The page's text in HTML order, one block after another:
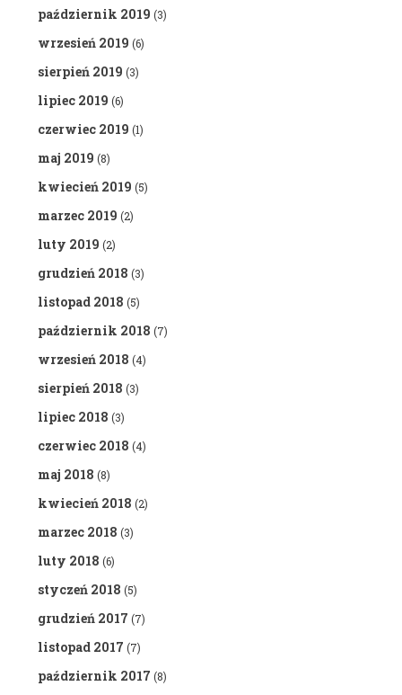
październik 2019 (3)
wrzesień 2019 (6)
sierpień 2019 (3)
lipiec 2019 (6)
czerwiec 2019 (1)
maj 2019 (8)
kwiecień 2019 (5)
marzec 2019 (2)
luty 2019 (2)
grudzień 2018 (3)
listopad 2018 (5)
październik 2018 (7)
wrzesień 2018 (4)
sierpień 2018 (3)
lipiec 2018 (3)
czerwiec 2018 (4)
maj 2018 (8)
kwiecień 2018 (2)
marzec 2018 (3)
luty 2018 (6)
styczeń 2018 (5)
grudzień 2017 (7)
listopad 2017 (7)
październik 2017 (8)